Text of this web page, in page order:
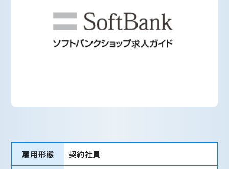
雇用形態 契約社員